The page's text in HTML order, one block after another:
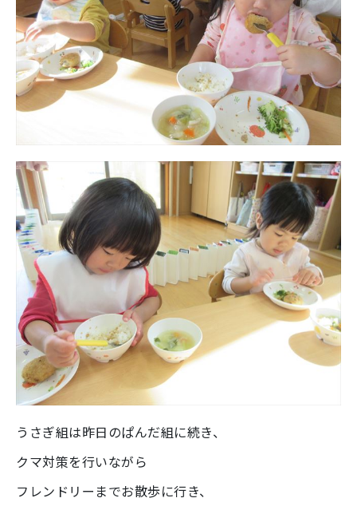
うさぎ組は昨日のぱんだ組に続き、
クマ対策を行いながら
フレンドリーまでお散歩に行き、